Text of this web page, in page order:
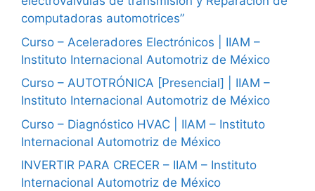
computadoras automotrices”
Curso – Aceleradores Electrónicos | IIAM –
Instituto Internacional Automotriz de México
Curso – AUTOTRÓNICA [Presencial] | IIAM –
Instituto Internacional Automotriz de México
Curso – Diagnóstico HVAC | IIAM – Instituto
Internacional Automotriz de México
INVERTIR PARA CRECER – IIAM – Instituto
Internacional Automotriz de México